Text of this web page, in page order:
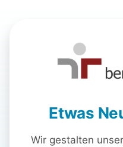
Etwas
Wir gestalten